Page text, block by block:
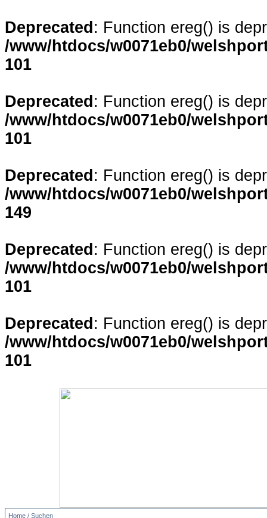
Deprecated : Function ereg() is
/www/htdocs/w0071eb0/
101
Deprecated : Function ereg() is
/www/htdocs/w0071eb0/
101
Deprecated : Function ereg() is
/www/htdocs/w0071eb0/
149
Deprecated : Function ereg() is
/www/htdocs/w0071eb0/
101
Deprecated : Function ereg() is
/www/htdocs/w0071eb0/
101
Home / Suchen